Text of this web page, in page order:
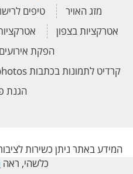
מזג האויר
טיפים
אטרקציות בצפון
הפקת
קרדיט לתמונות בכתבות depositphotos
הגנת
המידע באתר ניתן כשירות
כלשהי, ראה